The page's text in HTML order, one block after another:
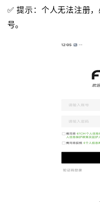
✅ 提示：个人无法注册
号。